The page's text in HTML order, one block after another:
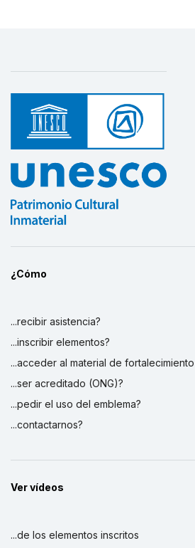
¿Cómo
...recibir asistencia?
...inscribir elementos?
...acceder al material de
...ser acreditado (ONG)?
...pedir el uso del emblema?
...contactarnos?
Ver vídeos
...de los elementos inscritos